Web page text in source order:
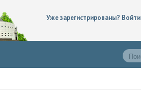
Уже зарегистрированы? Войти